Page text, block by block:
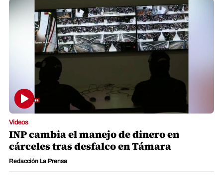
Videos
INP cambia el manejo de dinero en
cárceles tras desfalco en Támara
Redacción La Prensa